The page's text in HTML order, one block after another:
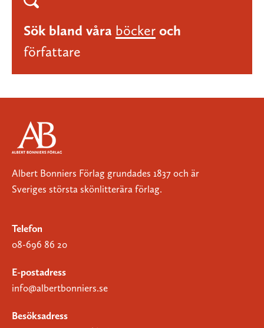
Sök bland våra böcker och
författare
Albert Bonniers Förlag grundades 1837 och är
Sveriges största skönlitterära förlag.
Telefon
08-696 86 20
E-postadress
info@albertbonniers.se
Besöksadress